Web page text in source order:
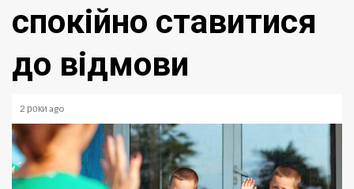
спокійно ставитися
до відмови
2 роки ago